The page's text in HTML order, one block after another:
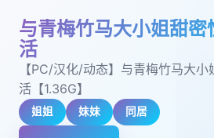
与青梅竹马大小姐甜密
活
【PC/汉化/动态】与青梅竹马大
活【1.36G】
姐姐 妹妹 同居